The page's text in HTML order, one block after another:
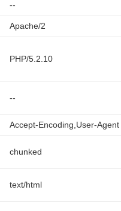
--
Apache/2
PHP/5.2.10
--
Accept-Encoding,User-Agent
chunked
text/html